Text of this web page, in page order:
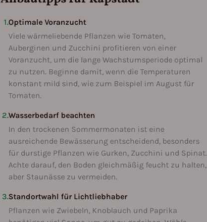
1.Optimale Voranzucht
Viele wärmeliebende Pflanzen wie Tomaten,
Auberginen und Zucchini profitieren von einer
Voranzucht, um die lange Wachstumsperiode optimal
zu nutzen. Beginne damit, wenn die Temperaturen
konstant mild sind, wie zum Beispiel im August für
Tomaten.
2.Wasserbedarf beachten
In den trockenen Sommermonaten ist eine
ausreichende Bewässerung entscheidend, besonders
für durstige Pflanzen wie Gurken, Zucchini und Spinat.
Achte darauf, den Boden gleichmäßig feucht zu halten,
aber Staunässe zu vermeiden.
3.Standortwahl für Lichtliebhaber
Pflanzen wie Zwiebeln, Knoblauch und Paprika